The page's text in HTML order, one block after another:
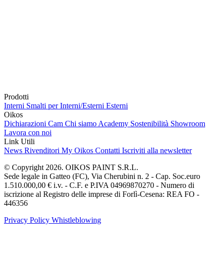
Prodotti
Interni Smalti per Interni/Esterni Esterni
Oikos
Dichiarazioni Cam Chi siamo Academy Sostenibilità Showroom
Lavora con noi
Link Utili
News Rivenditori My Oikos Contatti Iscriviti alla newsletter
© Copyright 2026. OIKOS PAINT S.R.L.
Sede legale in Gatteo (FC), Via Cherubini n. 2 - Cap. Soc.euro
1.510.000,00 € i.v. - C.F. e P.IVA 04969870270 - Numero di
iscrizione al Registro delle imprese di Forlì-Cesena: REA FO -
446356
Privacy Policy Whistleblowing